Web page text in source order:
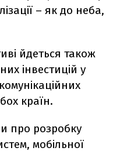
– як до неба,
йдеться також
інвестицій у
країн.
про розробку
мобільної